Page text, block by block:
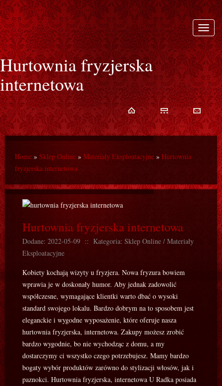
Hurtownia fryzjerska
internetowa
Home » Sklep Online » Materiały Eksploatacyjne » Hurtownia
fryzjerska internetowa
Hurtownia fryzjerska internetowa
Dodane: 2022-05-09 :: Kategoria: Sklep Online / Materiały
Eksploatacyjne
Kobiety kochają wizyty u fryzjera. Nowa fryzura bowiem
wprawia je w doskonały humor. Aby jednak zadowolić
współczesne, wymagające klientki warto dbać o wysoki
standard swojego lokalu. Bardzo dobrym na to sposobem jest
eleganckie i wygodne wyposażenie, które oferuje nasza
hurtownia fryzjerska, internetowa. Zakupy możesz zrobić
bardzo wygodnie, bo nie wychodząc z domu, a my
dostarczymy ci wszystko czego potrzebujesz. Mamy bardzo
bogaty wybór produktów zarówno do stylizacji włosów, jak i
paznokci. Hurtownia fryzjerska, internetowa U Radka posiada